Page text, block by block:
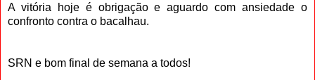
A vitória hoje é obrigação e aguardo com ansiedade o
confronto contra o bacalhau.
SRN e bom final de semana a todos!